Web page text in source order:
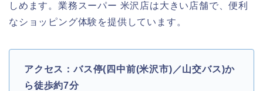
しめます。業務スーパー 米沢店は大きい店舗で、便利
なショッピング体験を提供しています。
アクセス：バス停(四中前(米沢市)／山交バス)か
ら徒歩約7分